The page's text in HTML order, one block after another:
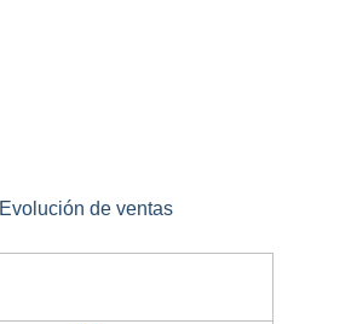
Evolución de ventas